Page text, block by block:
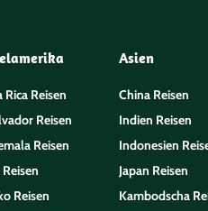
Rica Reisen
Reisen
Reisen
Reisen
Asien
China Reisen
Indien Reisen
Indonesien
Japan Reisen
Kambodscha